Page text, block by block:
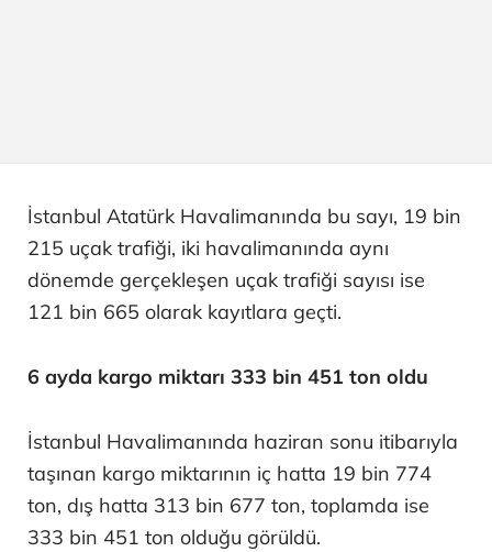
İstanbul Atatürk Havalimanında bu sayı, 19 bin
215 uçak trafiği, iki havalimanında aynı
dönemde gerçekleşen uçak trafiği sayısı ise
121 bin 665 olarak kayıtlara geçti.
6 ayda kargo miktarı 333 bin 451 ton oldu
İstanbul Havalimanında haziran sonu itibarıyla
taşınan kargo miktarının iç hatta 19 bin 774
ton, dış hatta 313 bin 677 ton, toplamda ise
333 bin 451 ton olduğu görüldü.